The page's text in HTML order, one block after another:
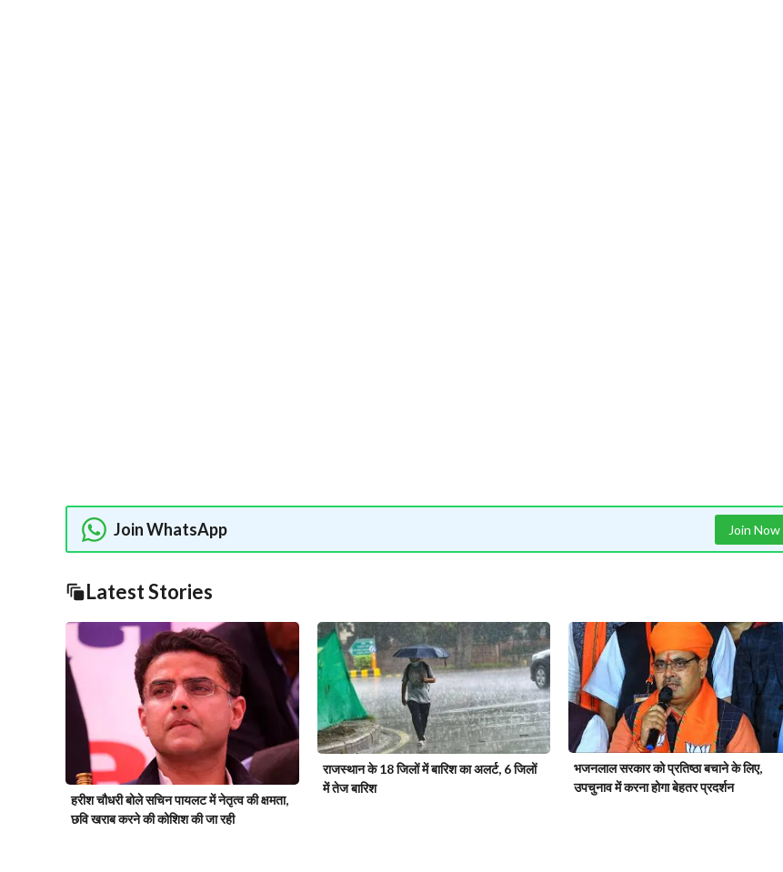
Join WhatsApp Join Now
Latest Stories
हरीश चौधरी बोले सचिन पायलट में नेतृत्व की क्षमता,
छवि खराब करने की कोशिश की जा रही
राजस्थान के 18 जिलों में बारिश का अलर्ट, 6 जिलों
में तेज बारिश
भजनलाल सरकार को प्रतिष्ठा बचाने के लिए,
उपचुनाव में करना होगा बेहतर प्रदर्शन